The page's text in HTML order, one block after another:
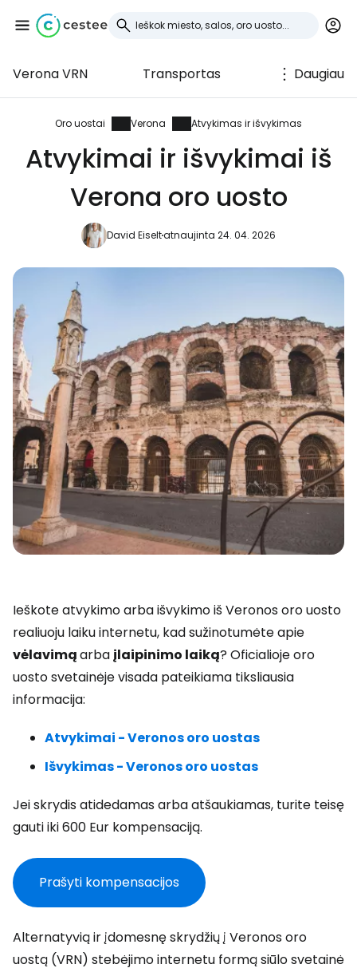
Verona VRN Transportas Daugiau
Oro uostai Verona Atvykimas ir išvykimas
Atvykimai ir išvykimai iš
Verona oro uosto
David Eiseltatnaujinta 24. 04. 2026
Ieškote atvykimo arba išvykimo iš Veronos oro uosto
realiuoju laiku internetu, kad sužinotumėte apie
vėlavimąarbaįlaipinimo laiką? Oficialioje oro
uosto svetainėje visada pateikiama tiksliausia
informacija:
Atvykimai - Veronos oro uostas
Išvykimas - Veronos oro uostas
Jei skrydis atidedamas arba atšaukiamas, turite teisę
gauti iki 600 Eur kompensaciją.
Prašyti kompensacijos
Alternatyvią ir įdomesnę skrydžių į Veronos oro
uostą (VRN) stebėjimo internetu formą siūlo svetainė
Prisijunkite prie
Cestee
... pasaulinė kelionių bendruomenė
Tęsti el. paštu